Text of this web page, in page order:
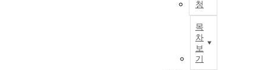
청
목
차
보
기